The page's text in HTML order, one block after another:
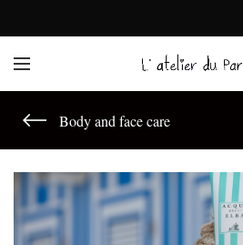
Body and face care